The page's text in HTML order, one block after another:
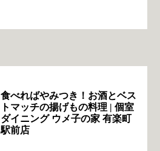
食べればやみつき！お酒とベス
トマッチの揚げもの料理 | 個室
ダイニング ウメ子の家 有楽町
駅前店